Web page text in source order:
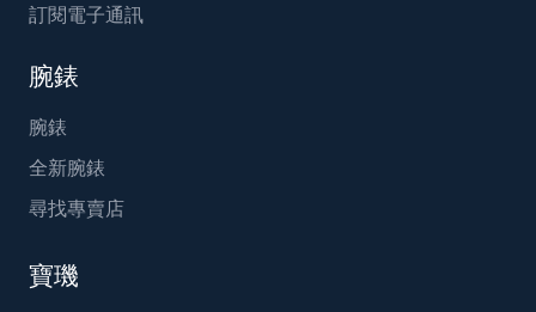
訂閱電子通訊
腕錶
腕錶
全新腕錶
尋找專賣店
寶璣